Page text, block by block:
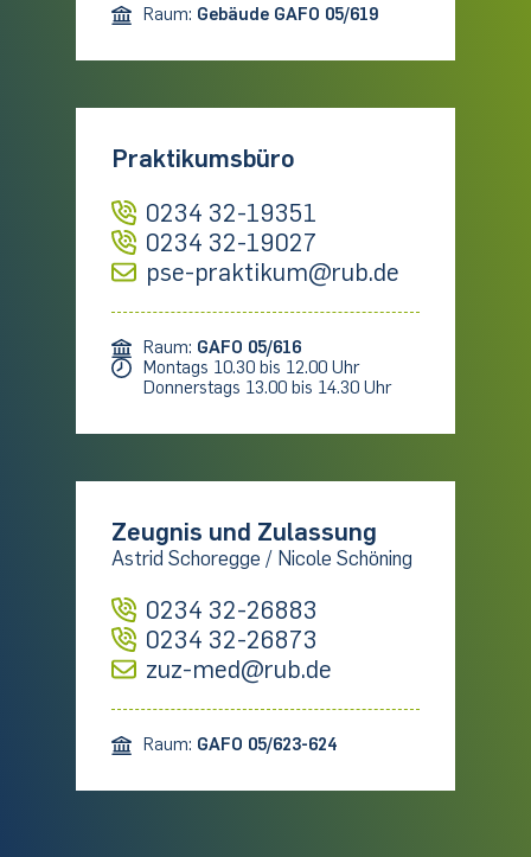
Raum: Gebäude GAFO 05/619
Praktikumsbüro
0234 32-19351
0234 32-19027
pse-praktikum@rub.de
Raum: GAFO 05/616
Montags 10.30 bis 12.00 Uhr
Donnerstags 13.00 bis 14.30 Uhr
Zeugnis und Zulassung
Astrid Schoregge / Nicole Schöning
0234 32-26883
0234 32-26873
zuz-med@rub.de
Raum: GAFO 05/623-624